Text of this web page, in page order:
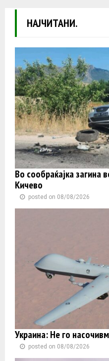
НАЈЧИТАНИ.
Во сообраќајка загина
Кичево
posted on 08/08/2026
Украина: Не го
posted on 08/08/2026